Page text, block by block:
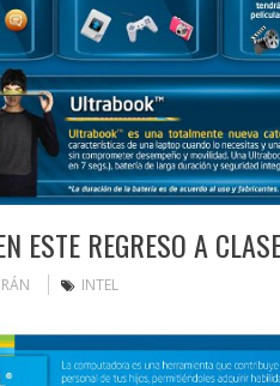
ESTE REGRESO A
INTEL